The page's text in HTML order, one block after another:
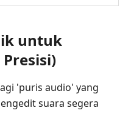
untuk
'puris audio' yang
suara segera